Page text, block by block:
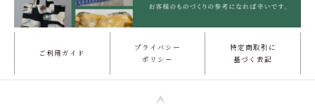
ご利用ガイド
プライバシー
ポリシー
特定商取引に
基づく表記